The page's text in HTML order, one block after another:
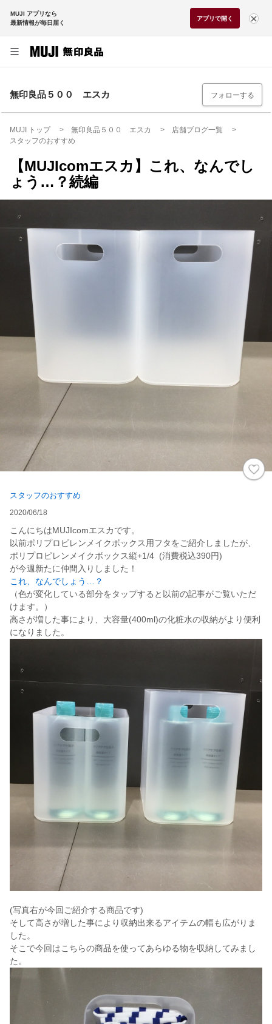
MUJI アプリなら
最新情報が毎日届く
アプリで開く
無印良品５００ エスカ フォローする
MUJI トップ 無印良品５００ エスカ
店舗ブログ一覧
スタッフのおすすめ
【MUJIcomエスカ】これ、なんでし
ょう…？続編
スタッフのおすすめ
2020/06/18
こんにちはMUJIcomエスカです。
以前ポリプロピレンメイクボックス用フタをご紹介しましたが、
ポリプロピレンメイクボックス縦+1/4 (消費税込390円)
が今週新たに仲間入りしました！
これ、なんでしょう…？
（色が変化している部分をタップすると以前の記事がご覧いただ
けます。）
高さが増した事により、大容量(400ml)の化粧水の収納がより便利
になりました。
(写真右が今回ご紹介する商品です)
そして高さが増した事により収納出来るアイテムの幅も広がりま
した。
そこで今回はこちらの商品を使ってあらゆる物を収納してみまし
た。